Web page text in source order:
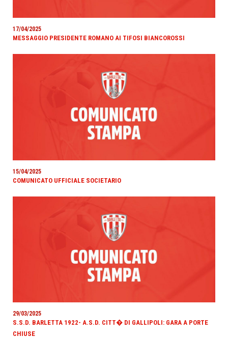
17/04/2025
MESSAGGIO PRESIDENTE ROMANO AI TIFOSI BIANCOROSSI
15/04/2025
COMUNICATO UFFICIALE SOCIETARIO
29/03/2025
S.S.D. BARLETTA 1922- A.S.D. CITT� DI GALLIPOLI: GARA A PORTE
CHIUSE